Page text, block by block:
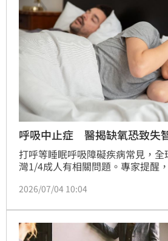
呼吸中止症 醫揭缺氧恐致失
打呼等睡眠呼吸障礙疾病常見，
灣1/4成人有相關問題。專家提醒
估治療以降風險。
2026/07/04 10:04